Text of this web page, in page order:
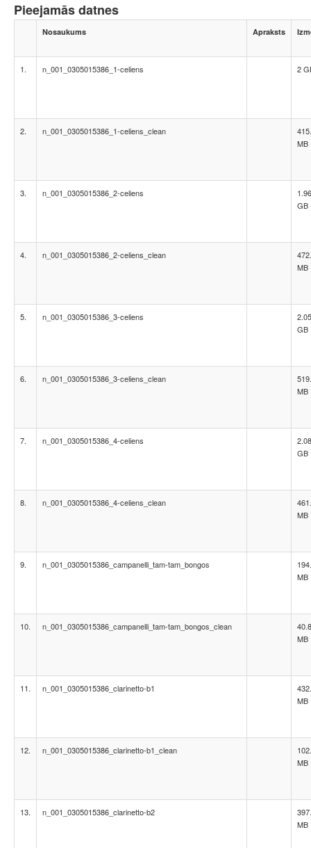
Pieejamās datnes
Nosaukums Apraksts
1. n_001_0305015386_1-celiens 2
2. n_001_0305015386_1-celiens_clean
MB
3. n_001_0305015386_2-celiens
1.96
GB
4. n_001_0305015386_2-celiens_clean
MB
5. n_001_0305015386_3-celiens
2.05
GB
6. n_001_0305015386_3-celiens_clean
MB
7. n_001_0305015386_4-celiens
2.08
GB
8. n_001_0305015386_4-celiens_clean
MB
9. n_001_0305015386_campanelli_tam-tam_bongos
MB
10. n_001_0305015386_campanelli_tam-tam_bongos_clean
MB
11. n_001_0305015386_clarinetto-b1
MB
12. n_001_0305015386_clarinetto-b1_clean
MB
13. n_001_0305015386_clarinetto-b2
MB